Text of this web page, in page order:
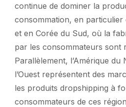
continue de dominer la
consommation, en
et en Corée du Sud, où la
par les consommateurs sont
Parallèlement, l’Amérique du
l’Ouest représentent des
les produits dropshipping à
consommateurs de ces